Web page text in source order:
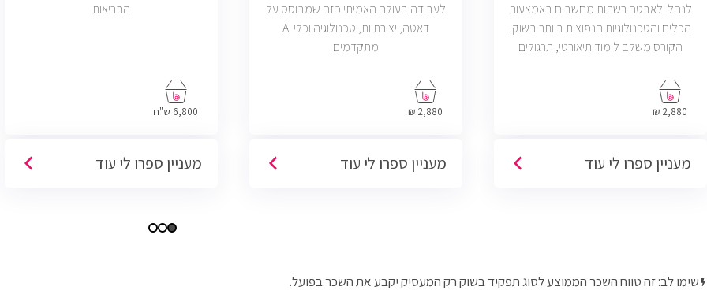
לנהל ולאבטח רשתות מחשבים באמצעות
הכלים והטכנולוגיות הנפוצות ביותר בשוק.
הקורס משלב לימוד תיאורטי, תרגולים
שתוכל להתחיל לעבוד במשרות בתחום ה-
IT, Helpdesk, System, Network ו-Cyber.
2,880 ₪
מעניין ספרו לי עוד
לעבודה בעולם האמיתי כזה שמבוסס על
דאטה, יצירתיות, טכנולוגיה וכלי AI
מתקדמים
2,880 ₪
מעניין ספרו לי עוד
הבריאות
6,800 ש"ח
מעניין ספרו לי עוד
שימו לב: זה טווח השכר הממוצע לסוג תפקיד בשוק רק המעסיק יקבע את השכר בפועל.